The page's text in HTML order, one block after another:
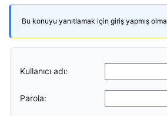
Bu konuyu yanıtlamak için giriş yapmış
Kullanıcı adı:
Parola: